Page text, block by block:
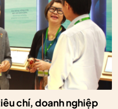
chí, doanh nghiệp